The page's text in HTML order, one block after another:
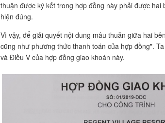
thuận được ký kết trong hợp đồng này phải được hai
hiện đúng.
Vì vậy, để giải quyết nội dung mâu thuẫn giữa hai
cũng như phương thức thanh toán của hợp đồng".
và Điều V của hợp đồng giao khoán này.